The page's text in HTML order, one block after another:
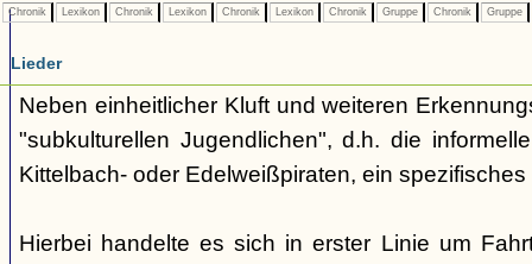
Chronik Lexikon Chronik Lexikon Chronik Lexikon Chronik Gruppe Chronik Gruppe
Lieder
Neben einheitlicher Kluft und weiteren
"subkulturellen Jugendlichen", d.h. die
Kittelbach- oder Edelweißpiraten, ein
Hierbei handelte es sich in erster Linie um